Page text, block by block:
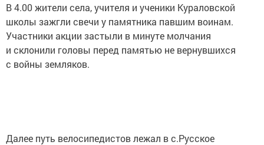
В 4.00 жители села, учителя и ученики Кураловской
школы зажгли свечи у памятника павшим воинам.
Участники акции застыли в минуте молчания
и склонили головы перед памятью не вернувшихся
с войны земляков.
Далее путь велосипедистов лежал в с.Русское